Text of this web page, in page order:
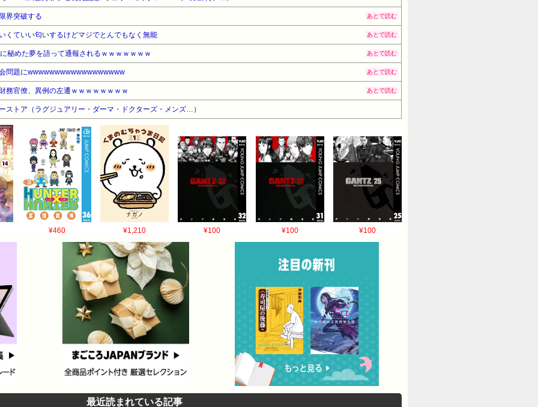
界突破する あとで読む
くていい匂いするけどマジでとんでもなく無能 あとで読む
秘めた夢を語って通報されるｗｗｗｗｗｗｗ あとで読む
問題にwwwwwwwwwwwwwwwwww あとで読む
務官僚、異例の左遷ｗｗｗｗｗｗｗｗ あとで読む
ストア（ラグジュアリー・ダーマ・ドクターズ・メンズ…）
¥460 ¥1,210 ¥100 ¥100 ¥100
最近読まれている記事